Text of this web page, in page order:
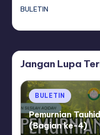
BULETIN
Jangan Lupa
Posted
in
BULETIN
Pemurnian
(Bagian ke-4)